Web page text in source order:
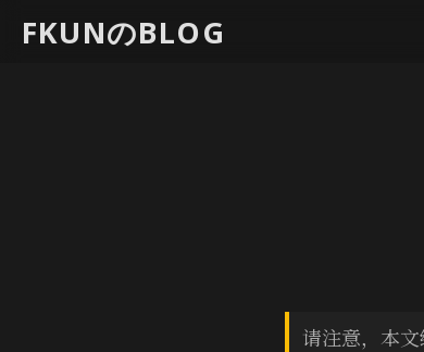
FKUNのBLOG
请注意，本